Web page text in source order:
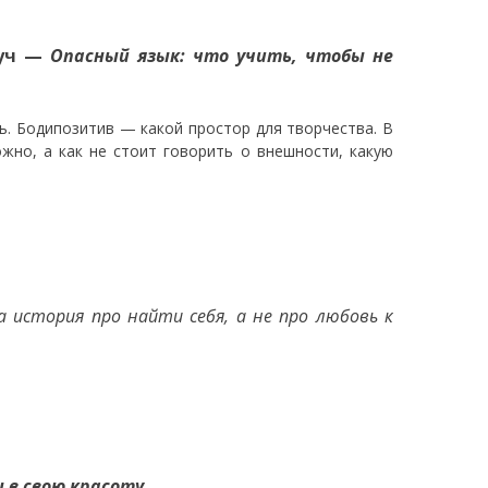
— Опасный язык: что учить, чтобы не
Бодипозитив — какой простор для творчества. В
а как не стоит говорить о внешности, какую
история про найти себя, а не про любовь к